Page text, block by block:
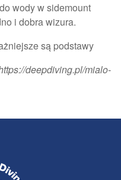
wody w sidemount
i dobra wizura.
są podstawy
deepdiving.pl/mialo-